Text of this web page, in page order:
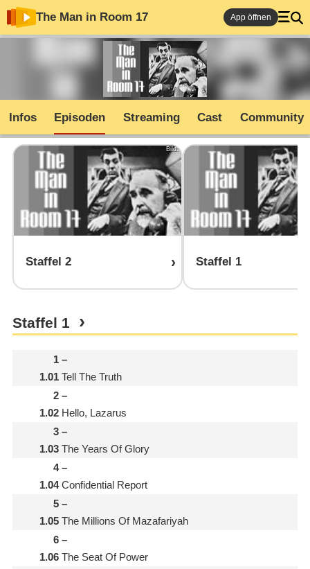
The Man in Room 17 App öffnen
Infos Episoden Streaming Cast Community
Bild:
Staffel 2 Staffel 1
Staffel 1
1
1.01
–
Tell The Truth
2
1.02
–
Hello, Lazarus
3
1.03
–
The Years Of Glory
4
1.04
–
Confidential Report
5
1.05
–
The Millions Of Mazafariyah
6
1.06
–
The Seat Of Power